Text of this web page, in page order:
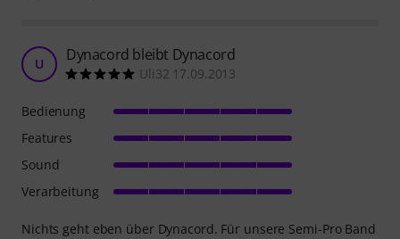
U Dynacord bleibt Dynacord
Uli32 17.09.2013
Nichts geht eben über Dynacord. Für unsere Semi-Pro Band
Bedienung
Features
Sound
Verarbeitung